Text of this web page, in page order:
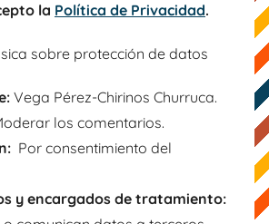
la Política de Privacidad.
sobre protección de datos
Vega Pérez-Chirinos Churruca.
los comentarios.
Por consentimiento del
y encargados de tratamiento: